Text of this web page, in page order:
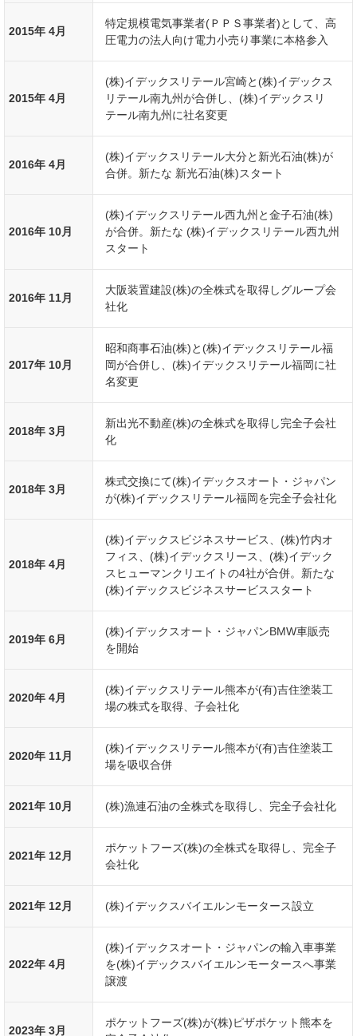
2015年 4月
特定規模電気事業者(ＰＰＳ事業者)として、高
圧電力の法人向け電力小売り事業に本格参入
2015年 4月
(株)イデックスリテール宮崎と(株)イデックス
リテール南九州が合併し、(株)イデックスリ
テール南九州に社名変更
2016年 4月
(株)イデックスリテール大分と新光石油(株)が
合併。新たな 新光石油(株)スタート
2016年 10月
(株)イデックスリテール西九州と金子石油(株)
が合併。新たな (株)イデックスリテール西九州
スタート
2016年 11月
大阪装置建設(株)の全株式を取得しグループ会
社化
2017年 10月
昭和商事石油(株)と(株)イデックスリテール福
岡が合併し、(株)イデックスリテール福岡に社
名変更
2018年 3月
新出光不動産(株)の全株式を取得し完全子会社
化
2018年 3月
株式交換にて(株)イデックスオート・ジャパン
が(株)イデックスリテール福岡を完全子会社化
2018年 4月
(株)イデックスビジネスサービス、(株)竹内オ
フィス、(株)イデックスリース、(株)イデック
スヒューマンクリエイトの4社が合併。新たな
(株)イデックスビジネスサービススタート
2019年 6月
(株)イデックスオート・ジャパンBMW車販売
を開始
2020年 4月
(株)イデックスリテール熊本が(有)吉住塗装工
場の株式を取得、子会社化
2020年 11月
(株)イデックスリテール熊本が(有)吉住塗装工
場を吸収合併
2021年 10月 (株)漁連石油の全株式を取得し、完全子会社化
2021年 12月
ポケットフーズ(株)の全株式を取得し、完全子
会社化
2021年 12月 (株)イデックスバイエルンモータース設立
2022年 4月
(株)イデックスオート・ジャパンの輸入車事業
を(株)イデックスバイエルンモータースへ事業
譲渡
2023年 3月
ポケットフーズ(株)が(株)ピザポケット熊本を